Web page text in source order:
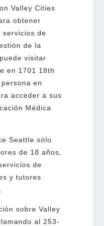
Valley Cities
obtener
servicios de
de la
visitar
en 1701 18th
en
acceder a sus
Médica
Seattle sólo
de 18 años,
de
y tutores
sobre Valley
al 253-